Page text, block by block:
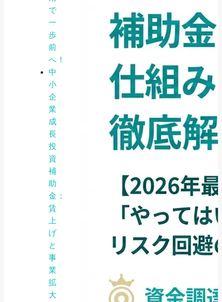
で
一
歩
前
へ！
中
小
企
業
成
長
投
資
補
助
金：
賃
上
げ
と
事
業
拡
大